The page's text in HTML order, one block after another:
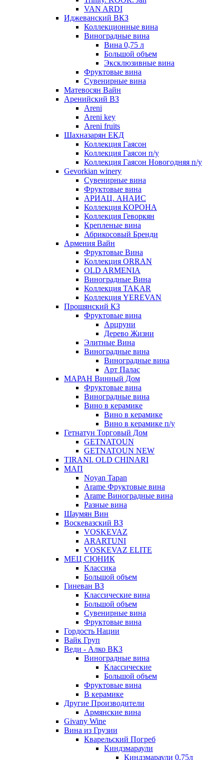
VAN ARDI
Иджеванский ВКЗ
Коллекционные вина
Виноградные вина
Вина 0,75 л
Большой объем
Эксклюзивные вина
Фруктовые вина
Cувенирные вина
Матевосян Вайн
Аренийский ВЗ
Areni
Areni key
Areni fruits
Шахназарян ЕКД
Коллекция Гаясон
Коллекция Гаясон п/у
Коллекция Гаясон Новогодняя п/у
Gevorkian winery
Сувенирные вина
Фруктовые вина
АРИАЦ. АНАИС
Коллекция КОРОНА
Коллекция Геворкян
Крепленые вина
Абрикосовый Бренди
Армения Вайн
Фруктовые Вина
Коллекция ORRAN
OLD ARMENIA
Виноградные Вина
Коллекция TAKAR
Коллекция YEREVAN
Прошянский КЗ
Фруктовые вина
Арцруни
Дерево Жизни
Элитные Вина
Виноградные вина
Виноградные вина
Арт Палас
МАРАН Винный Дом
Фруктовые вина
Виноградные вина
Вино в керамике
Вино в керамике
Вино в керамике п/у
Гетнатун Торговый Дом
GETNATOUN
GETNATOUN NEW
TIRANI. OLD CHINARI
МАП
Noyan Tapan
Arame Фруктовые вина
Arame Виноградные вина
Разные вина
Шаумян Вин
Воскевазский ВЗ
VOSKEVAZ
ARARTUNI
VOSKEVAZ ELITE
МЕЦ СЮНИК
Классика
Большой объем
Гиневан ВЗ
Классические вина
Большой объем
Сувенирные вина
Фруктовые вина
Гордость Нации
Вайк Груп
Веди - Алко ВКЗ
Виноградные вина
Классические
Большой объем
Фруктовые вина
В керамике
Другие Производители
Армянские вина
Givany Wine
Вина из Грузии
Кварельский Погреб
Киндзмараули
Киндзмараули 0,75л